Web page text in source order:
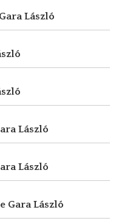
Gara László
László
László
Gara László